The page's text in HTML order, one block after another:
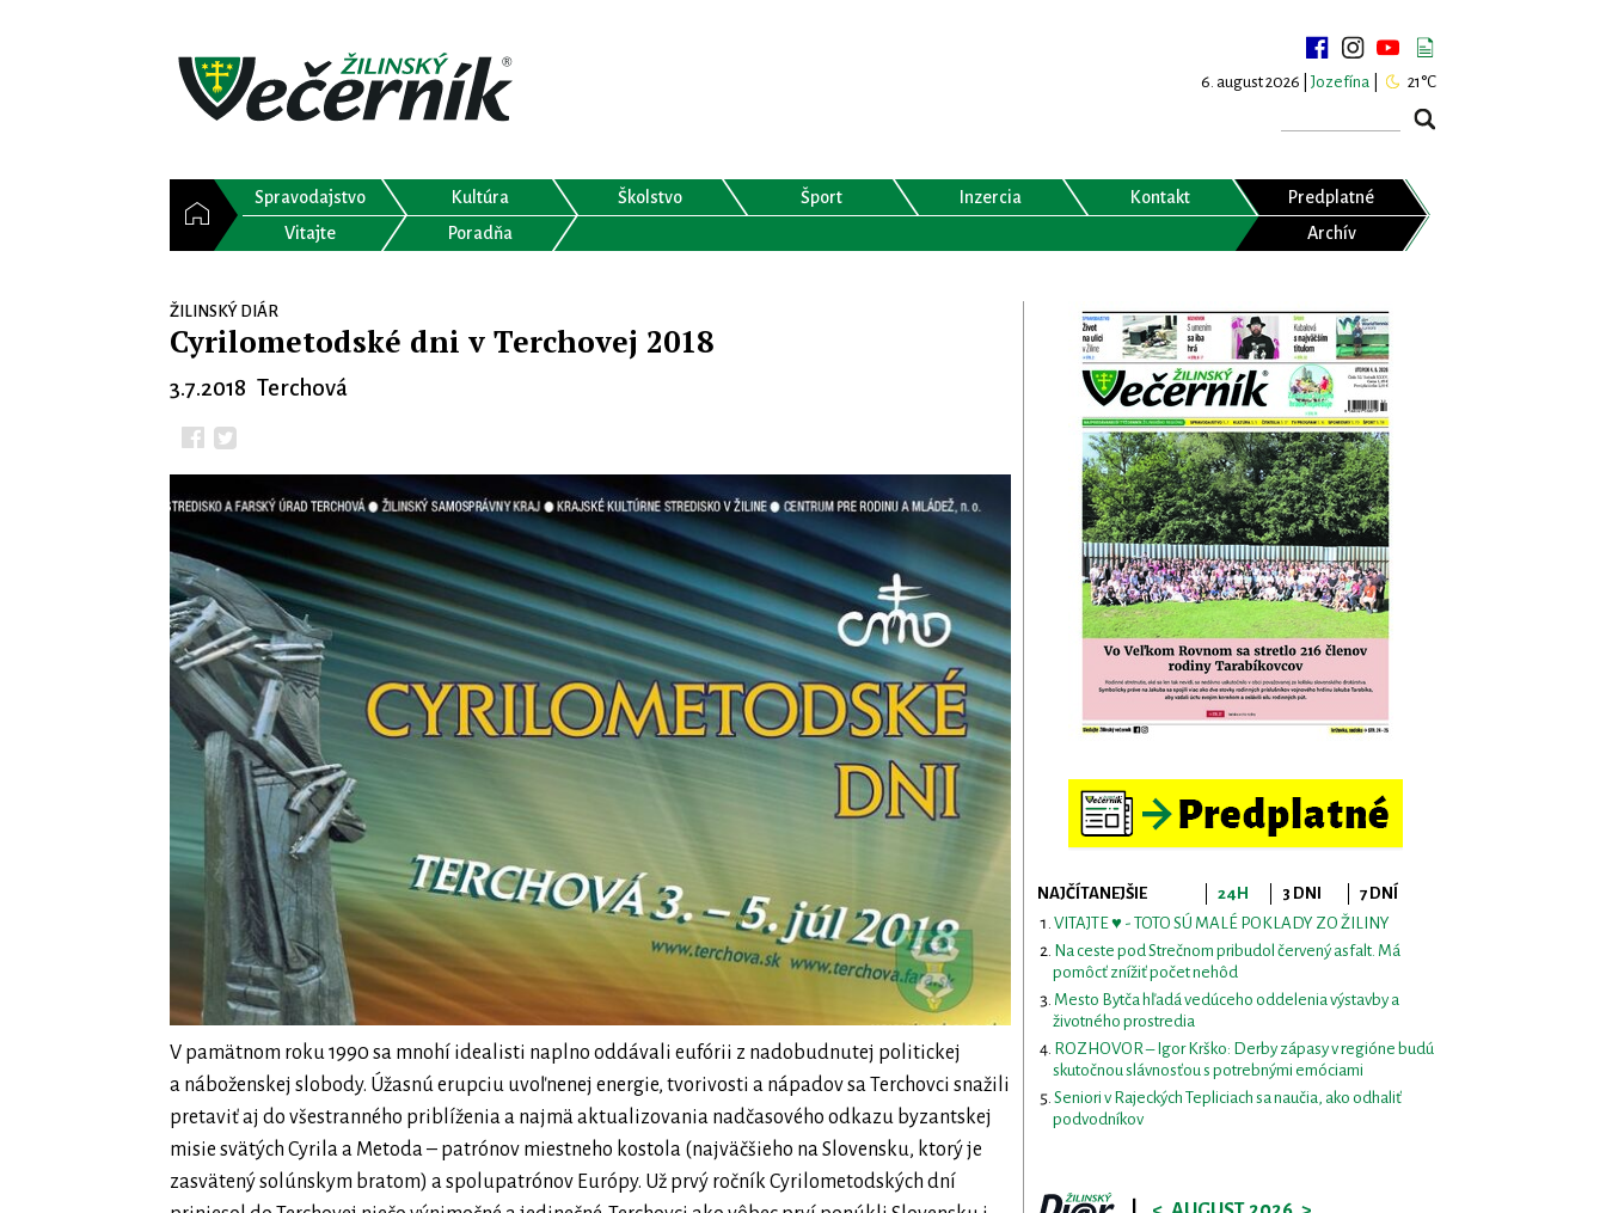
6. august 2026 | Jozefína 21°C
Spravodajstvo Kultúra Školstvo Šport Inzercia Kontakt
Predplatné
Vitajte
Poradňa Archív
ŽILINSKÝ DIÁR
Cyrilometodské dni v Terchovej 2018
3.7.2018 Terchová
V pamätnom roku 1990 sa mnohí idealisti naplno oddávali eufórii z nadobudnutej politickej
a náboženskej slobody. Úžasnú erupciu uvoľnenej energie, tvorivosti a nápadov sa Terchovci snažili
pretaviť aj do všestranného priblíženia a najmä aktualizovania nadčasového odkazu byzantskej
misie svätých Cyrila a Metoda – patrónov miestneho kostola (najväčšieho na Slovensku, ktorý je
zasvätený solúnskym bratom) a spolupatrónov Európy. Už prvý ročník Cyrilometodských dní
NAJČÍTANEJŠIE 24H 3 DNI
7 DNÍ
VITAJTE ♥ - TOTO SÚ MALÉ POKLADY ZO ŽILINY
Na ceste pod Strečnom pribudol červený asfalt. Má
pomôcť znížiť počet nehôd
Mesto Bytča hľadá vedúceho oddelenia výstavby a
životného prostredia
ROZHOVOR – Igor Krško: Derby zápasy v regióne budú
skutočnou slávnosťou s potrebnými emóciami
Seniori v Rajeckých Tepliciach sa naučia, ako odhaliť
podvodníkov